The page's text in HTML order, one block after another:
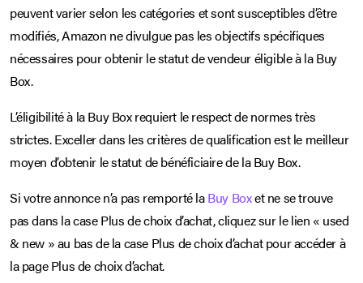
peuvent varier selon les catégories et sont susceptibles d’être
modifiés, Amazon ne divulgue pas les objectifs spécifiques
nécessaires pour obtenir le statut de vendeur éligible à la Buy
Box.
L’éligibilité à la Buy Box requiert le respect de normes très
strictes. Exceller dans les critères de qualification est le meilleur
moyen d’obtenir le statut de bénéficiaire de la Buy Box.
Si votre annonce n’a pas remporté laBuy Boxet ne se trouve
pas dans la case Plus de choix d’achat, cliquez sur le lien « used
& new » au bas de la case Plus de choix d’achat pour accéder à
la page Plus de choix d’achat.